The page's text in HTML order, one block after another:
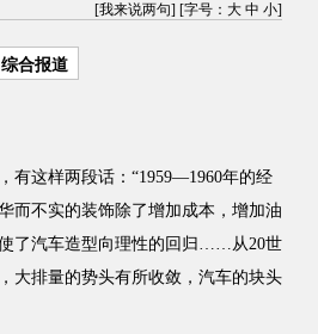
[我来说两句] [字号： 大 中 小]
合报道
这样两段话：“1959—1960年的经
而不实的装饰除了增加成本，增加油
了汽车造型向理性的回归……从20世
大排量的势头有所收敛，汽车的块头